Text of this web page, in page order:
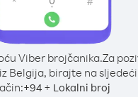
Viber brojčanika.Za
Belgija, birajte na sljedeći
+94 + Lokalni broj